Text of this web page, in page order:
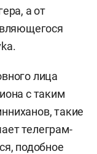
а от
лица
с таким
такие
телеграм-
подобное